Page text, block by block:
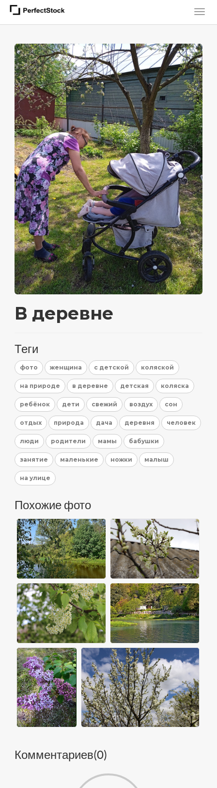
В деревне
Теги
фото женщина с детской коляской
на природе в деревне детская коляска
ребёнок дети свежий воздух сон
отдых природа дача деревня человек
люди родители мамы бабушки
занятие маленькие ножки малыш
на улице
Похожие фото
Комментариев(0)